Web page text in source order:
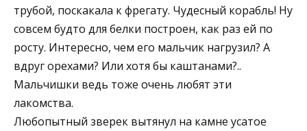
трубой, поскакала к фрегату. Чудесный корабль! Ну
совсем будто для белки построен, как раз ей по
росту. Интересно, чем его мальчик нагрузил? А
вдруг орехами? Или хотя бы каштанами?..
Мальчишки ведь тоже очень любят эти
лакомства.
Любопытный зверек вытянул на камне усатое